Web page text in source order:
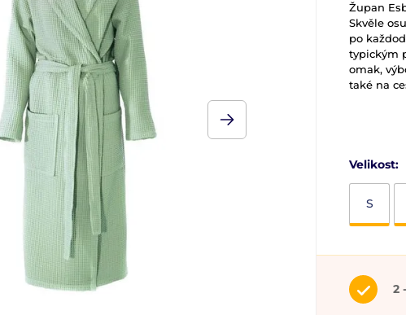
Župan
Skvěle
po
typickým
omak,
také na
Velikost:
S
2